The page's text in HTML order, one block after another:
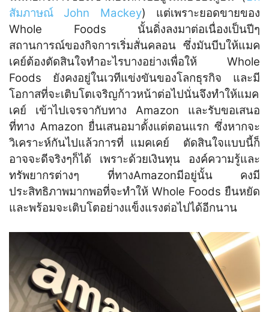
สัมภาษณ์ John Mackey) แต่เพราะยอดขายของ
Whole Foods นั้นดิ่งลงมาต่อเนื่องเป็นปีๆ
สถานการณ์ของกิจการเริ่มสั่นคลอน ซึ่งมันบีบให้แมค
เคย์ต้องตัดสินใจทำอะไรบางอย่างเพื่อให้ Whole
Foods ยังคงอยู่ในเวทีแข่งขันของโลกธุรกิจ และมี
โอกาสที่จะเติบโตเจริญก้าวหน้าต่อไปนั่นจึงทำให้แมค
เคย์ เข้าไปเจรจากับทาง Amazon และรับขอเสนอ
ที่ทาง Amazon ยื่นเสนอมาตั้งแต่ตอนแรก ซึ่งหากจะ
วิเคราะห์กันไปแล้วการที่ แมคเคย์ ตัดสินใจแบบนี้ก็
อาจจะดีจริงๆก็ได้ เพราะด้วยเงินทุน องค์ความรู้และ
ทรัพยากรต่างๆ ที่ทางAmazonมีอยู่นั้น คงมี
ประสิทธิภาพมากพอที่จะทำให้ Whole Foods ยืนหยัด
และพร้อมจะเติบโตอย่างแข็งแรงต่อไปได้อีกนาน